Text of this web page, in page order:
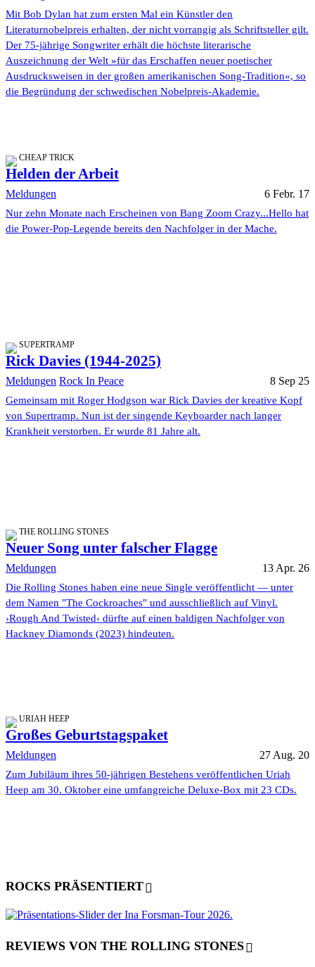
Mit Bob Dylan hat zum ersten Mal ein Künstler den
Literaturnobelpreis erhalten, der nicht vorrangig als Schriftsteller gilt.
Der 75-jährige Songwriter erhält die höchste literarische
Auszeichnung der Welt »für das Erschaffen neuer poetischer
Ausdrucksweisen in der großen amerikanischen Song-Tradition«, so
die Begründung der schwedischen Nobelpreis-Akademie.
CHEAP TRICK
Helden der Arbeit
Meldungen 6 Febr. 17
Nur zehn Monate nach Erscheinen von Bang Zoom Crazy...Hello hat
die Power-Pop-Legende bereits den Nachfolger in der Mache.
SUPERTRAMP
Rick Davies (1944-2025)
Meldungen Rock In Peace 8 Sep 25
Gemeinsam mit Roger Hodgson war Rick Davies der kreative Kopf
von Supertramp. Nun ist der singende Keyboarder nach langer
Krankheit verstorben. Er wurde 81 Jahre alt.
THE ROLLING STONES
Neuer Song unter falscher Flagge
Meldungen 13 Apr. 26
Die Rolling Stones haben eine neue Single veröffentlicht — unter
dem Namen "The Cockroaches" und ausschließlich auf Vinyl.
›Rough And Twisted‹ dürfte auf einen baldigen Nachfolger von
Hackney Diamonds (2023) hindeuten.
URIAH HEEP
Großes Geburtstagspaket
Meldungen 27 Aug. 20
Zum Jubiläum ihres 50-jährigen Bestehens veröffentlichen Uriah
Heep am 30. Oktober eine umfangreiche Deluxe-Box mit 23 CDs.
ROCKS PRÄSENTIERT
REVIEWS VON THE ROLLING STONES